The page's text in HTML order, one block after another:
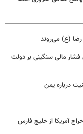
رضا (ع) می‌روند
مالی سنگینی بر دولت
درباره یمن
آمریکا از خلیج فارس